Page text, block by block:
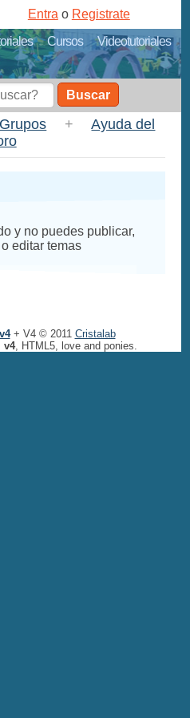
Cursos
Videotutoriales
Entra o Registrate
Buscar
Grupos +
Ayuda del
y no puedes publicar,
editar temas
v4+ V4 © 2011 Cristalab
v4, HTML5, love and ponies.